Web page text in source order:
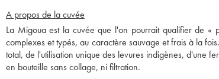
A propos de la cuvée
La Migoua est la cuvée que l'on pourrait qualifier de «
complexes et typés, au caractère sauvage et frais à la
total, de l'utilisation unique des levures indigènes, d'une
en bouteille sans collage, ni filtration.